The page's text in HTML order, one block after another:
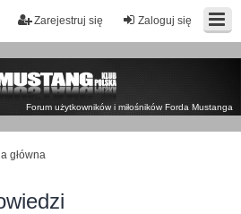
Zaloguj się
Zarejestruj się
Forum użytkowników i miłośników Forda Mustanga
główna